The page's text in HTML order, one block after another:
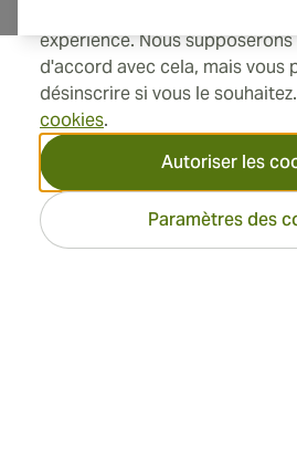
expérience. Nous
d'accord avec cela, mais vous
désinscrire si vous le souhaitez.
cookies.
Autoriser les
Paramètres des
Informations de contact
Toll Free +1 (850)
+41 22 518